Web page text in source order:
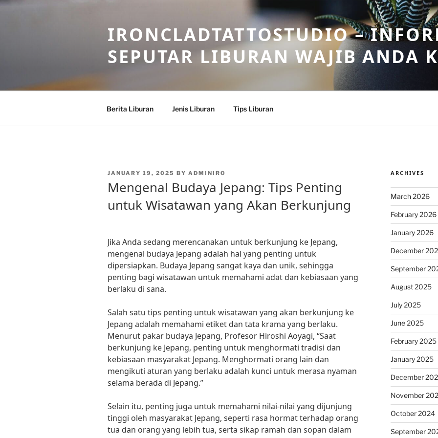
Skip
IRONCLADTATTOSTUDIO –
SEPUTAR LIBURAN WAJIB ANDA
Berita Liburan Jenis Liburan Tips Liburan
POSTED
JANUARY 19, 2025 BY ADMINIRO
Mengenal Budaya Jepang: Tips Penting
untuk Wisatawan yang Akan Berkunjung
Jika Anda sedang merencanakan untuk berkunjung ke Jepang,
mengenal budaya Jepang adalah hal yang penting untuk
dipersiapkan. Budaya Jepang sangat kaya dan unik, sehingga
penting bagi wisatawan untuk memahami adat dan kebiasaan yang
berlaku di sana.
Salah satu tips penting untuk wisatawan yang akan berkunjung ke
Jepang adalah memahami etiket dan tata krama yang berlaku.
Menurut pakar budaya Jepang, Profesor Hiroshi Aoyagi, “Saat
berkunjung ke Jepang, penting untuk menghormati tradisi dan
kebiasaan masyarakat Jepang. Menghormati orang lain dan
mengikuti aturan yang berlaku adalah kunci untuk merasa nyaman
selama berada di Jepang.”
Selain itu, penting juga untuk memahami nilai-nilai yang dijunjung
tinggi oleh masyarakat Jepang, seperti rasa hormat terhadap orang
tua dan orang yang lebih tua, serta sikap ramah dan sopan dalam
ARCHIVES
March 2026
February 2026
January 2026
December
September
August 2025
July 2025
June 2025
February 2025
January 2025
December
November
October 2024
September